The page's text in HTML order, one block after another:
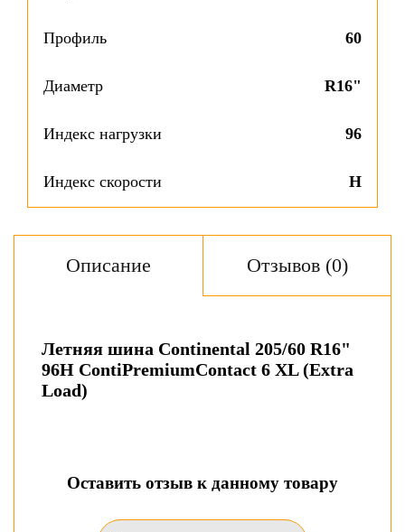
Профиль 60
Диаметр R16"
Индекс нагрузки 96
Индекс скорости H
Оставить отзыв к данному товару
Описание Отзывов (0)
Летняя шина Continental 205/60 R16"
96H ContiPremiumContact 6 XL (Extra
Load)